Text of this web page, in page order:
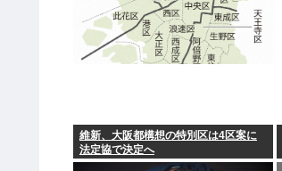
維新、大阪都構想の特別区は4区案に
法定協で決定へ